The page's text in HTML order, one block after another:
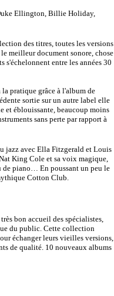
Ellington, Billie Holiday,
des titres, toutes les versions
meilleur document sonore, chose
s'échelonnent entre les années 30
pratique grâce à l'album de
sortie sur un autre label elle
et éblouissante, beaucoup moins
sans perte par rapport à
jazz avec Ella Fitzgerald et Louis
King Cole et sa voix magique,
de piano… En poussant un peu le
Cotton Club.
bon accueil des spécialistes,
du public. Cette collection
échanger leurs vieilles versions,
de qualité. 10 nouveaux albums